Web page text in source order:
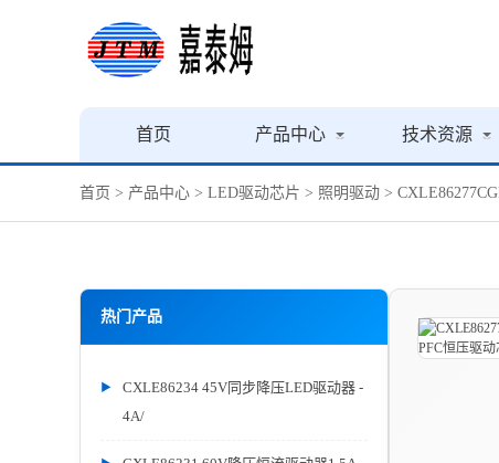
首页 产品中心 技术资源
首页 > 产品中心 > LED驱动芯片 > 照明驱动 >
热门产品
CXLE86234 45V同步降压LED驱动器 -
4A/